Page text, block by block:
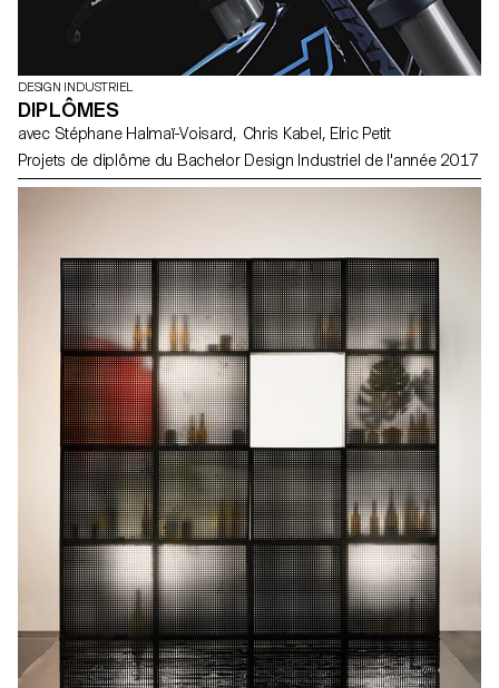
DESIGN INDUSTRIEL
DIPLÔMES
avec Stéphane Halmaï-Voisard, Chris Kabel, Elric Petit
Projets de diplôme du Bachelor Design Industriel de l'année 2017